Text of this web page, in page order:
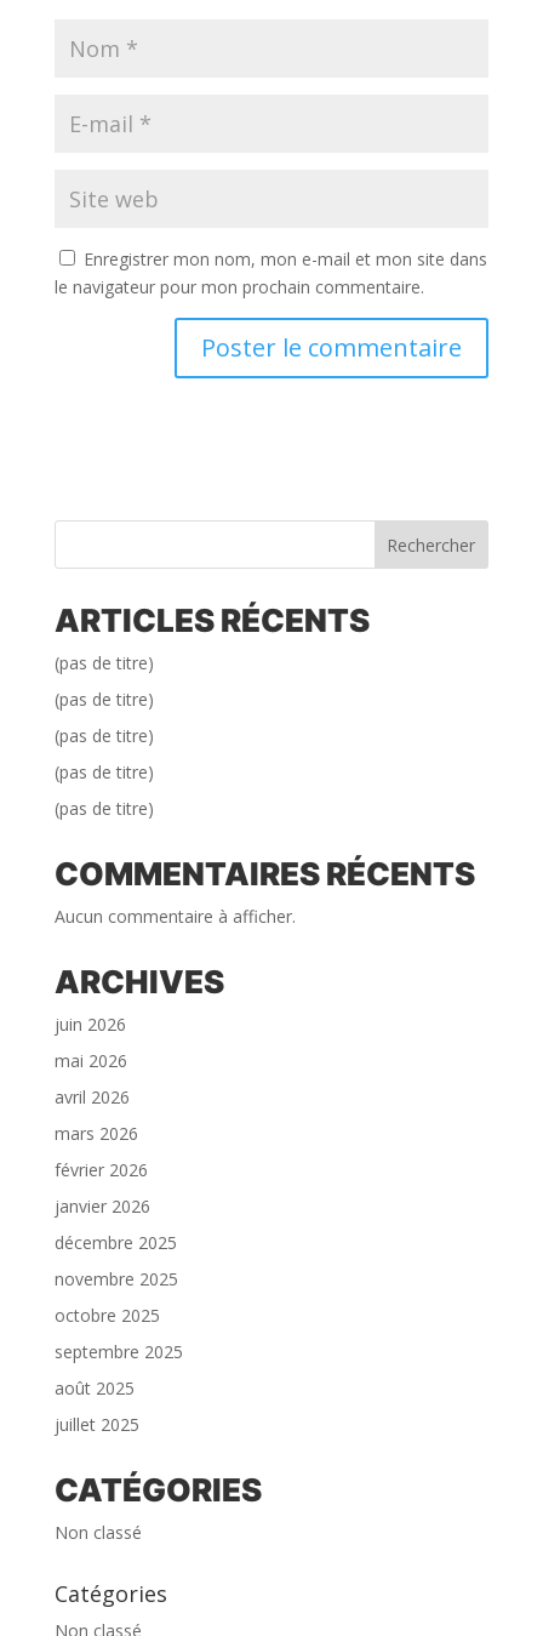
Enregistrer mon nom, mon e-mail et mon site dans
le navigateur pour mon prochain commentaire.
Rechercher
ARTICLES RÉCENTS
(pas de titre)
(pas de titre)
(pas de titre)
(pas de titre)
(pas de titre)
COMMENTAIRES RÉCENTS
Aucun commentaire à afficher.
ARCHIVES
juin 2026
mai 2026
avril 2026
mars 2026
février 2026
janvier 2026
décembre 2025
novembre 2025
octobre 2025
septembre 2025
août 2025
juillet 2025
CATÉGORIES
Non classé
Catégories
Non classé